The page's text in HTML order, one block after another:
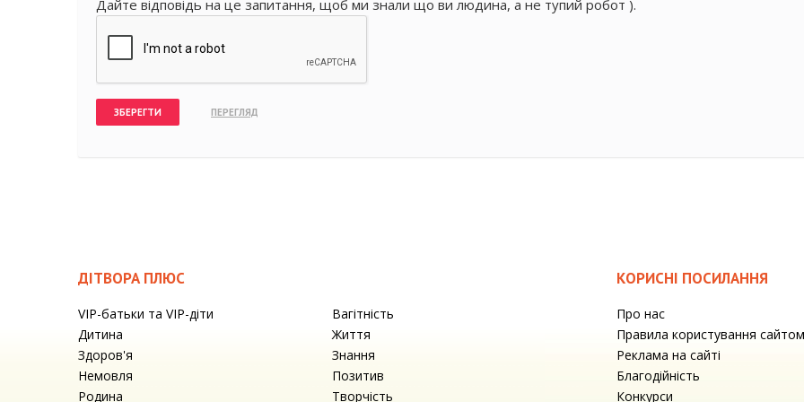
Дайте відповідь на це запитання, щоб ми знали що ви людина, а не тупий робот ).
ДІТВОРА ПЛЮС
VIP-батьки та VIP-діти
Вагітність
Дитина
Життя
Здоров'я
Знання
Немовля
Позитив
Родина
Творчість
КОРИСНІ ПОСИЛАННЯ
Про нас
Правила користування сайтом
Реклама на сайті
Благодійність
Конкурси